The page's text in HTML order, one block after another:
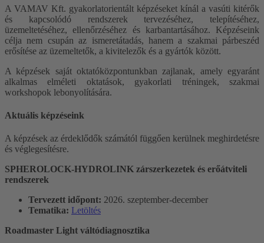
A VAMAV Kft. gyakorlatorientált képzéseket kínál a vasúti kitérők
és kapcsolódó rendszerek tervezéséhez, telepítéséhez,
üzemeltetéséhez, ellenőrzéséhez és karbantartásához. Képzéseink
célja nem csupán az ismeretátadás, hanem a szakmai párbeszéd
erősítése az üzemeltetők, a kivitelezők és a gyártók között.
A képzések saját oktatóközpontunkban zajlanak, amely egyaránt
alkalmas elméleti oktatások, gyakorlati tréningek, szakmai
workshopok lebonyolítására.
Aktuális képzéseink
A képzések az érdeklődők számától függően kerülnek meghirdetésre
és véglegesítésre.
SPHEROLOCK-HYDROLINK zárszerkezetek és erőátviteli
rendszerek
Tervezett időpont: 2026. szeptember-december
Tematika: Letöltés
Roadmaster Light váltódiagnosztika